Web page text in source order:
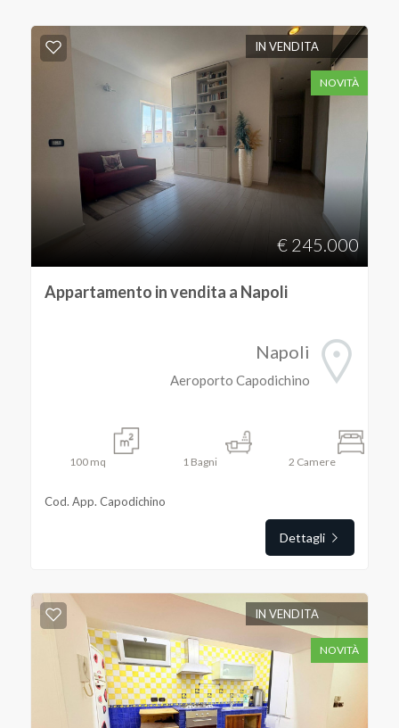
IN VENDITA
NOVITÀ
€ 245.000
Appartamento in vendita a Napoli
Napoli
Aeroporto Capodichino
100mq 1Bagni 2 Camere
Cod. App. Capodichino
Dettagli
IN VENDITA
NOVITÀ